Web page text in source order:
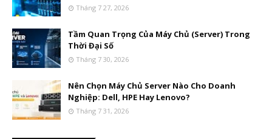
Tháng 7 27, 2026
Tầm Quan Trọng Của Máy Chủ (Server) Trong
Thời Đại Số
Tháng 7 30, 2026
Nên Chọn Máy Chủ Server Nào Cho Doanh
Nghiệp: Dell, HPE Hay Lenovo?
Tháng 7 31, 2026